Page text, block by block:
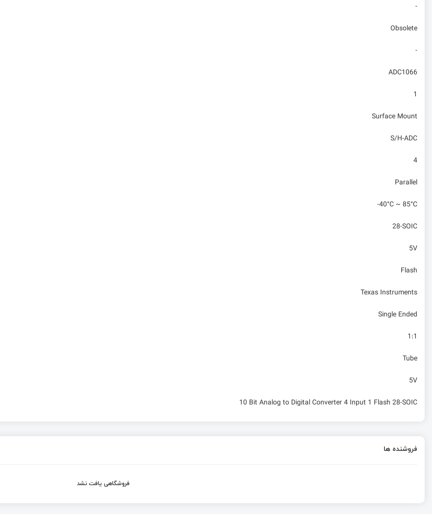
-
Obsolete
-
ADC1066
1
Surface Mount
S/H-ADC
4
Parallel
-40°C ~ 85°C
28-SOIC
5V
Flash
Texas Instruments
Single Ended
1:1
Tube
5V
10 Bit Analog to Digital Converter 4 Input 1 Flash 28-SOIC
فروشنده ها
فروشگاهی یافت نشد